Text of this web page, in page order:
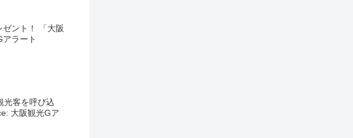
ント！ 「大阪
ラート
光客を呼び込
大阪観光Gア